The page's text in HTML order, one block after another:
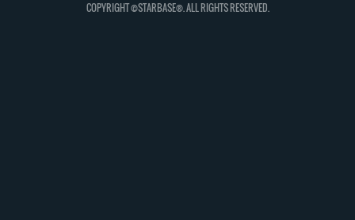
COPYRIGHT ©STARBASE®. ALL RIGHTS RESERVED.